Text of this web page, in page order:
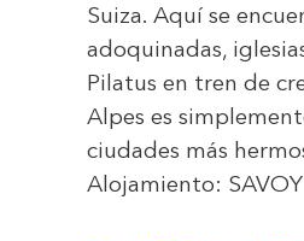
Suiza. Aquí se
adoquinadas,
Pilatus en tren de
Alpes es
ciudades más
Alojamiento: